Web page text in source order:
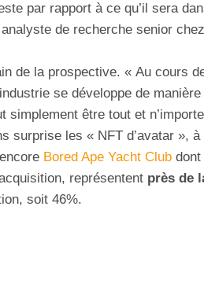
par rapport à ce qu’il sera
de recherche senior
de la prospective. « Au cours
se développe de
simplement être tout et
surprise les « NFT d’avatar »,
Bored Ape Yacht Club
représentent près de
soit 46%.